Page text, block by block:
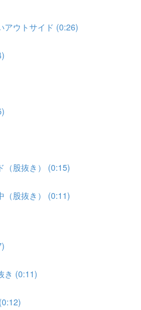
アウトサイド (0:26)
（股抜き） (0:15)
（股抜き） (0:11)
き (0:11)